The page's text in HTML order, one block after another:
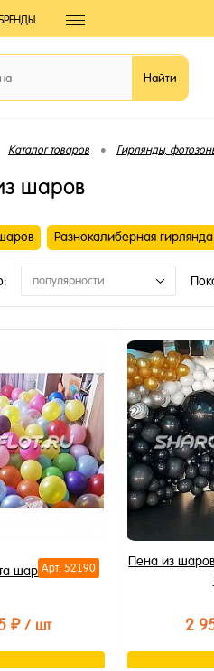
БРЕНДЫ
Каталог товаров • Гирлянды,
шаров
Разнокалиберная гирлянда
популярности
Арт: 52190
шаров 300шт
₽ / шт
Пена из
2